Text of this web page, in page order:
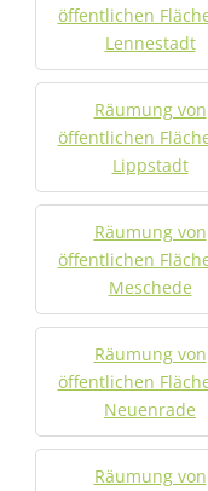
öffentlichen
Lennestadt
Räumung von
öffentlichen
Lippstadt
Räumung von
öffentlichen
Meschede
Räumung von
öffentlichen
Neuenrade
Räumung von